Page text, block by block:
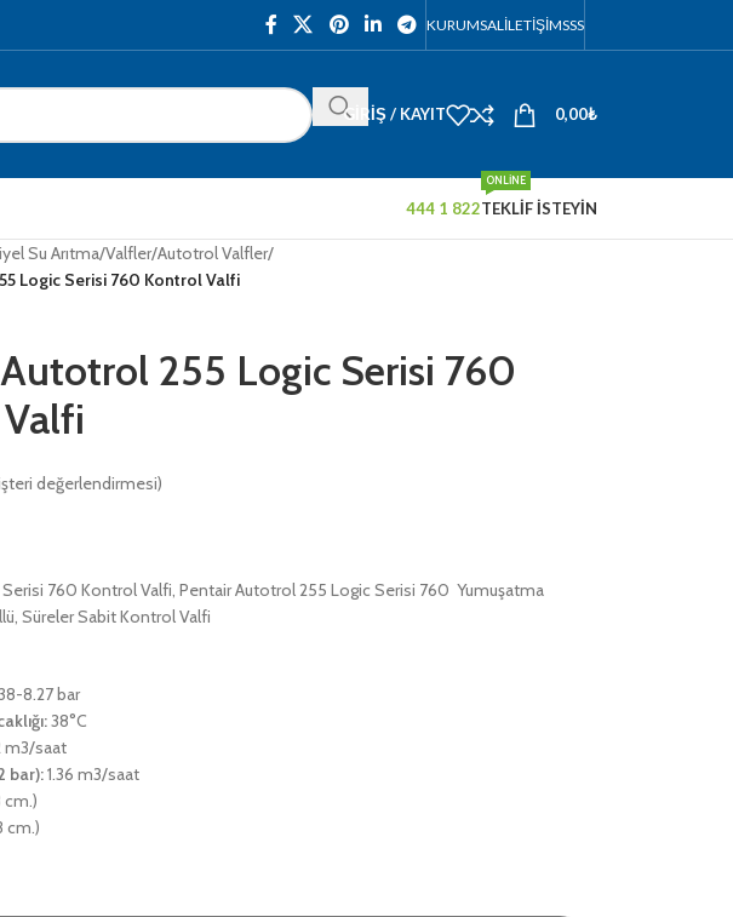
KURUMSAL İLETIŞIMSSS
GIRIŞ / KAYIT 0,00₺
444 1 822TEKLİF İSTEYİN
ONLINE
Su Arıtma/Valfler/Autotrol Valfler/
Logic Serisi 760 Kontrol Valfi
255 Logic Serisi 760
değerlendirmesi)
760 Kontrol Valfi, Pentair Autotrol 255 Logic Serisi 760 Yumuşatma
Süreler Sabit Kontrol Valfi
8.27 bar
38°C
m3/saat
bar):1.36 m3/saat
cm.)
cm.)